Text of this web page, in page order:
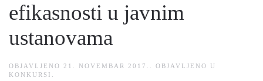
efikasnosti u javnim
ustanovama
OBJAVLJENO 21. NOVEMBAR 2017.
. OBJAVLJENO U
KONKURSI